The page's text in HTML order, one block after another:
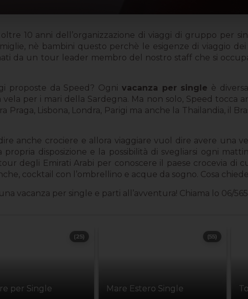
10 anni dell’organizzazione di viaggi di gruppo per
nè bambini questo perchè le esigenze di viaggio
da un tour leader membro del nostro staff che si
proposte da Speed? Ogni vacanza per single è
vela per i mari della Sardegna. Ma non solo, Speed
Praga, Lisbona, Londra, Parigi ma anche la Thailandia, il
anche crociere e allora viaggiare vuol dire avere una
propria disposizione e la possibilità di svegliarsi ogni
degli Emirati Arabi per conoscere il paese crocevia di
cocktail con l’ombrellino e acque da sogno. Cosa
vacanza per single e parti all’avventura! Chiama lo 06/
per Single
(25)
Mare Estero Single
(55)